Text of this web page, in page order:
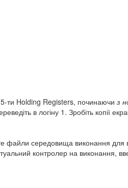
ти Holding Registers, починаючиз
в логіну 1. Зробіть копії
файли середовища виконання для
контролер на виконання,